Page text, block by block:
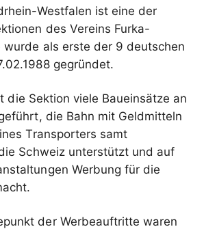
Westfalen ist eine der
des Vereins Furka-
wurde als erste der 9 deutschen
gegründet.
die Sektion viele Baueinsätze an
die Bahn mit Geldmitteln
Transporters samt
Schweiz unterstützt und auf
Werbung für die
der Werbeauftritte waren